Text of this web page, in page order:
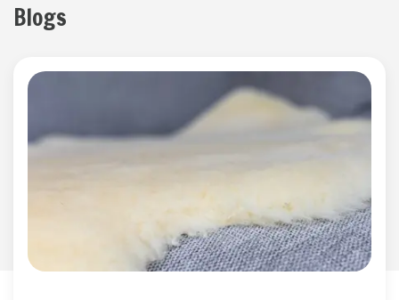
Blogs